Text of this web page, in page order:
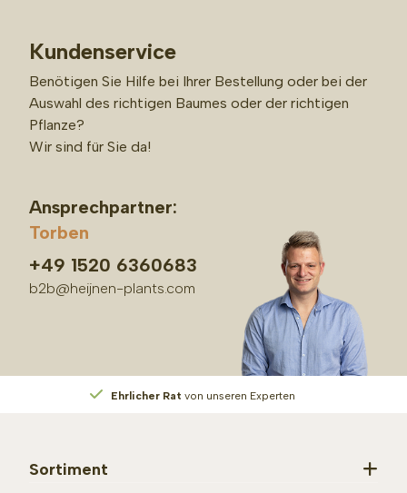
Kundenservice
Benötigen Sie Hilfe bei Ihrer Bestellung oder bei der
Auswahl des richtigen Baumes oder der richtigen
Pflanze?
Wir sind für Sie da!
Ansprechpartner:
Torben
+49 1520 6360683
b2b@heijnen-plants.com
Ehrlicher Rat von unseren Experten
Sortiment